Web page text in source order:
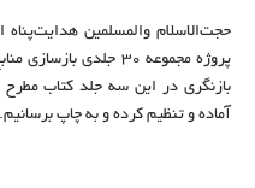
حجت‌الاسلام والمسلمین هدایت‌پناه
پروژه مجموعه ۳۰ جلدی
بازنگری در این سه جلد کتاب
آماده و تنظیم کرده و به چاپ برسانیم.